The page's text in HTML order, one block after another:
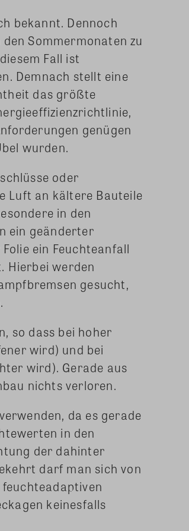
bekannt. Dennoch
Sommermonaten zu
Fall ist
Demnach stellt eine
das größte
genügen
wurden.
oder
Luft an kältere Bauteile
in den
ein geänderter
ein Feuchteanfall
Hierbei werden
gesucht,
so dass bei hoher
wird) und bei
wird). Gerade aus
nichts verloren.
da es gerade
in den
der dahinter
darf man sich von
keinesfalls